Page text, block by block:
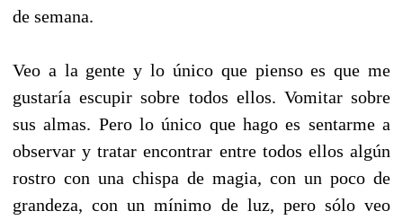
de semana.
Veo a la gente y lo único que pienso es que me
gustaría escupir sobre todos ellos. Vomitar sobre
sus almas. Pero lo único que hago es sentarme a
observar y tratar encontrar entre todos ellos algún
rostro con una chispa de magia, con un poco de
grandeza, con un mínimo de luz, pero sólo veo